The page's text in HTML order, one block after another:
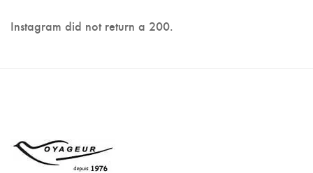
Instagram did not return a 200.